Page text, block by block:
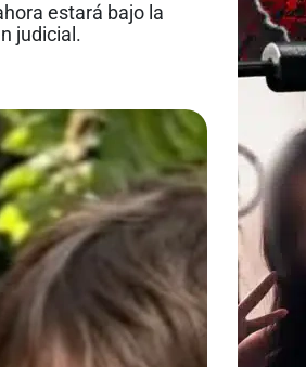
estará bajo la
judicial.